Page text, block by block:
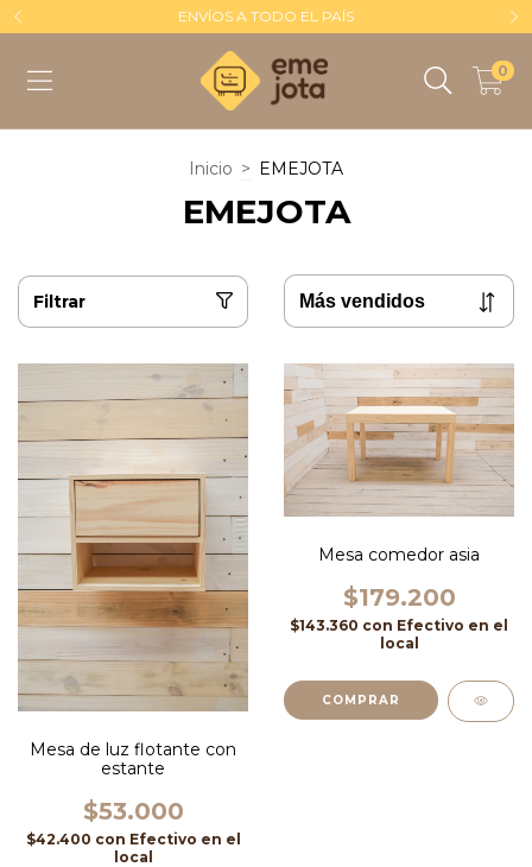
ENVÍOS A TODO EL PAÍS
0
Inicio > EMEJOTA
EMEJOTA
Filtrar
Mesa de luz flotante con
estante
$53.000
$42.400 con Efectivo en el
local
Mesa comedor asia
$179.200
$143.360 con Efectivo en el
local
COMPRAR